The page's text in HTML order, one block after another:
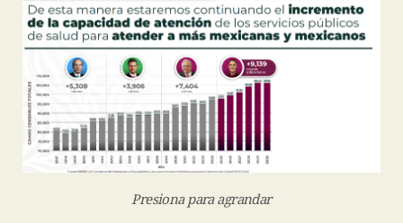
Presiona para agrandar